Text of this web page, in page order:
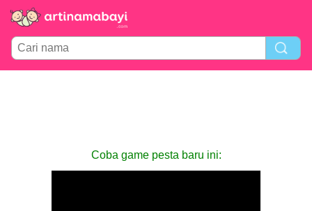
Coba game pesta baru ini: